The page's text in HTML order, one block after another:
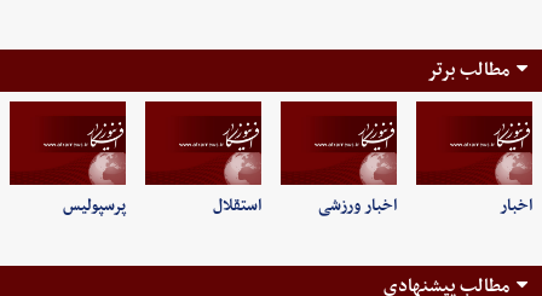
مطالب برتر
اخبار اخبار ورزشی استقلال پرسپولیس
مطالب پیشنهادی